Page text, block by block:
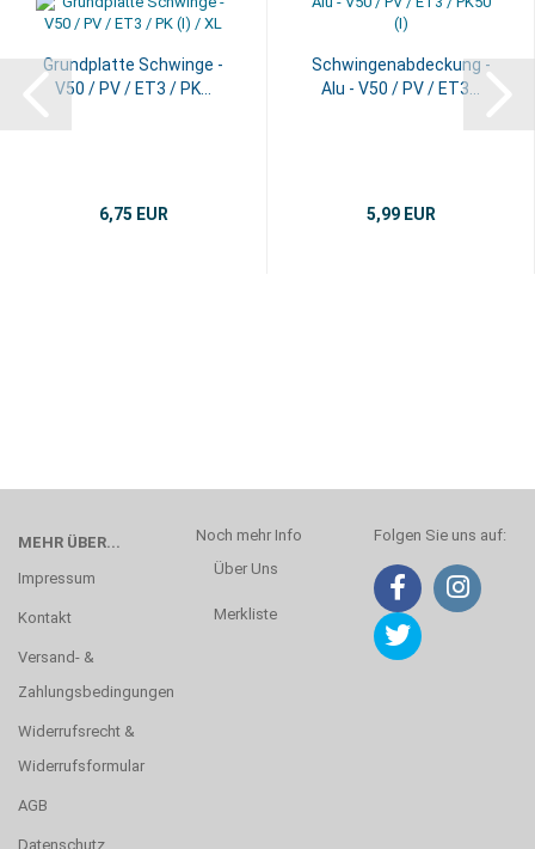
Grundplatte Schwinge -
V50 / PV / ET3 / PK...
6,75 EUR
Schwingenabdeckung -
Alu - V50 / PV / ET3...
5,99 EUR
MEHR ÜBER...
Impressum
Kontakt
Versand- &
Zahlungsbedingungen
Widerrufsrecht &
Widerrufsformular
AGB
Datenschutz
Noch mehr Info
Über Uns
Merkliste
Folgen Sie uns auf: